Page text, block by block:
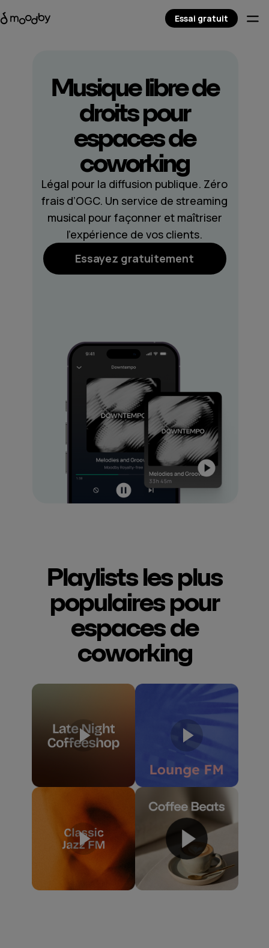
Musique libre de
droits pour
espaces de
coworking
Légal pour la diffusion publique. Zéro
frais d’OGC. Un service de streaming
musical pour façonner et maîtriser
l’expérience de vos clients.
Essayez gratuitement
Playlists les plus
populaires pour
espaces de
coworking
Essai gratuit